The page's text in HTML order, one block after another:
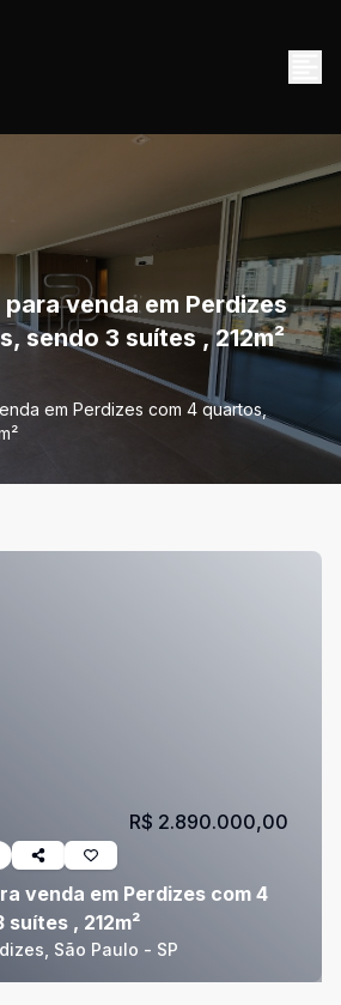
venda em Perdizes
sendo 3 suítes , 212m²
em Perdizes com 4 quartos,
venda em Perdizes com 4
, 212m²
São Paulo - SP
R$ 2.890.000,00